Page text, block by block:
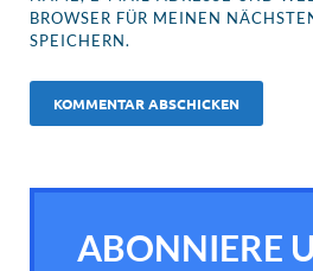
BROWSER FÜR MEINEN
SPEICHERN.
ABONNIERE